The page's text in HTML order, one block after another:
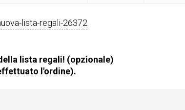
lista-regali-26372
lista regali! (opzionale)
l'ordine).